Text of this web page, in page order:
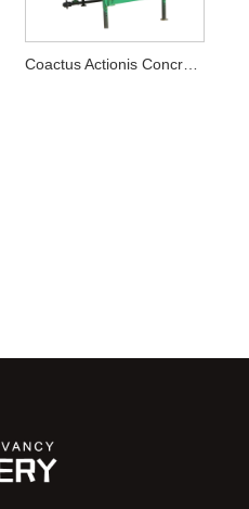
Coactus Actionis Concrete Mixer